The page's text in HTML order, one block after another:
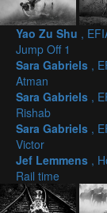
Yao Zu Shu ,
Jump Off 1
Sara Gabriels ,
Atman
Sara Gabriels ,
Rishab
Sara Gabriels ,
Victor
Jef Lemmens ,
Rail time